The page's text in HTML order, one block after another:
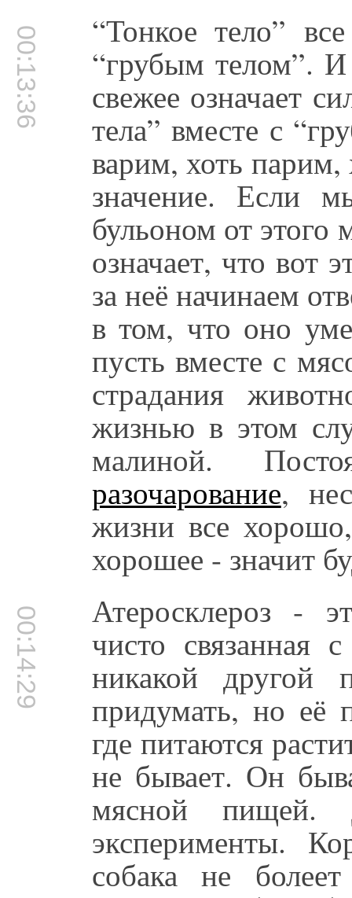
00:13:36 “Тонкое тело”
“грубым телом”.
свежее означает
тела” вместе с
варим, хоть
значение. Если
бульоном от этого
означает, что вот
за неё начинаем
в том, что оно
пусть вместе с
страдания
жизнью в этом
малиной.
разочарование,
жизни все
хорошее - значит
00:14:29 Атеросклероз -
чисто связанная
никакой другой
придумать, но её
где питаются
не бывает. Он
мясной пищей.
эксперименты.
собака не